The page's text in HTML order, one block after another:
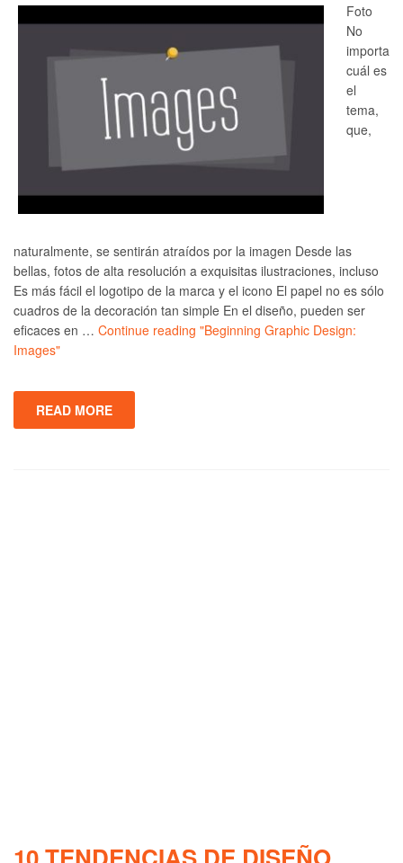
Foto
No
importa
cuál es
el
tema,
que,
naturalmente, se sentirán atraídos por la imagen Desde las
bellas, fotos de alta resolución a exquisitas ilustraciones, incluso
Es más fácil el logotipo de la marca y el icono El papel no es sólo
cuadros de la decoración tan simple En el diseño, pueden ser
eficaces en … Continue reading "Beginning Graphic Design:
Images"
READ MORE